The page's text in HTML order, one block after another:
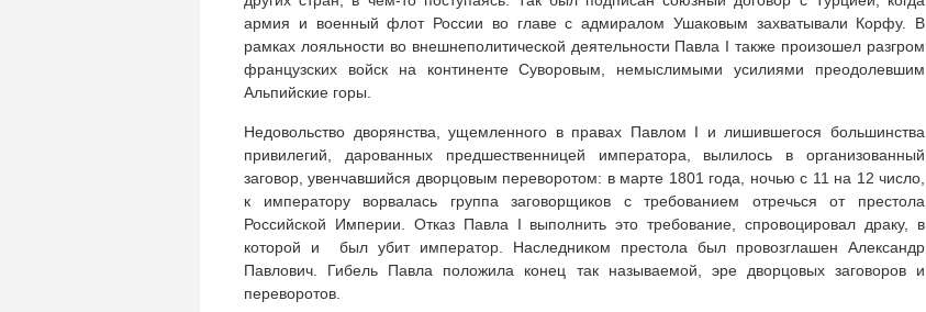
армия и военный флот России во главе с адмиралом Ушаковым захватывали Корфу. В
рамках лояльности во внешнеполитической деятельности Павла I также произошел разгром
французских войск на континенте Суворовым, немыслимыми усилиями преодолевшим
Альпийские горы.
Недовольство дворянства, ущемленного в правах Павлом I и лишившегося большинства
привилегий, дарованных предшественницей императора, вылилось в организованный
заговор, увенчавшийся дворцовым переворотом: в марте 1801 года, ночью с 11 на 12 число,
к императору ворвалась группа заговорщиков с требованием отречься от престола
Российской Империи. Отказ Павла I выполнить это требование, спровоцировал драку, в
которой и был убит император. Наследником престола был провозглашен Александр
Павлович. Гибель Павла положила конец так называемой, эре дворцовых заговоров и
переворотов.